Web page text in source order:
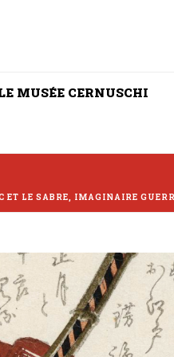
MUSÉE CERNUSCHI
ET LE SABRE, IMAGINAIRE